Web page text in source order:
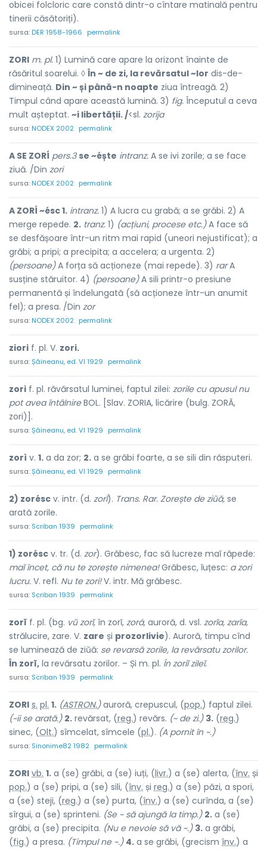
obicei folcloric care constă dintr-o cîntare matinală pentru
tinerii căsătoriți).
sursa:DER 1958-1966 permalink
ZORI m. pl. 1) Lumină care apare la orizont înainte de
răsăritul soarelui. ◊ În ~ de zi, la revărsatul ~lor dis-de-
dimineață. Din ~ și până-n noapte ziua întreagă. 2)
Timpul când apare această lumină. 3) fig. Începutul a ceva
mult așteptat. ~i libertății. /<sl. zorija
sursa:NODEX 2002 permalink
A SE ZORÍ pers.3 se ~éște intranz. A se ivi zorile; a se face
ziuă. /Din zori
sursa:NODEX 2002 permalink
A ZORÍ ~ésc 1. intranz. 1) A lucra cu grabă; a se grăbi. 2) A
merge repede. 2. tranz. 1) (acțiuni, procese etc.)A face să
se desfășoare într-un ritm mai rapid (uneori nejustificat); a
grăbi; a pripi; a precipita; a accelera; a urgenta. 2)
(persoane)A forța să acționeze (mai repede). 3) rarA
susține stăruitor. 4) (persoane)A sili printr-o presiune
permanentă și îndelungată (să acționeze într-un anumit
fel); a presa. /Din zor
sursa:NODEX 2002 permalink
ziori f. pl. V. zori.
sursa:Șăineanu, ed. VI 1929 permalink
zori f. pl. răvărsatul luminei, faptul zilei: zorile cu apusul nu
pot avea întâlnireBOL. [Slav. ZORIA, licărire (bulg. ZORĂ,
zori)].
sursa:Șăineanu, ed. VI 1929 permalink
zorì v. 1. a da zor; 2. a se grăbi foarte, a se sili din răsputeri.
sursa:Șăineanu, ed. VI 1929 permalink
2) zorésc v. intr. (d. zorĭ). Trans. Rar. Zorește de ziŭă, se
arată zorile.
sursa: Scriban 1939 permalink
1) zorésc v. tr. (d. zor). Grăbesc, fac să lucreze maĭ răpede:
maĭ încet, că nu te zorește nimenea!Grăbesc, ĭuțesc: a zori
lucru. V. refl. Nu te zori!V. intr. Mă grăbesc.
sursa: Scriban 1939 permalink
zorĭ f. pl. (bg. vŭ zorĭ, în zorĭ, zorá, auroră, d. vsl. zorĭa, zarĭa,
strălucire, zare. V. zare și prozorlivie). Auroră, timpu cînd
se luminează de ziŭă: se revarsă zorile, la revărsatu zorilor.
În zorĭ, la revărsatu zorilor. – Și m. pl. În zoriĭ zileĭ.
sursa: Scriban 1939 permalink
ZORI s. pl. 1. (ASTRON.)auroră, crepuscul, (pop.) faptul zilei.
(~ii se arată.) 2. revărsat, (reg.) revărs. (~ de zi.) 3. (reg.)
sinec, (Olt.) sîmcelat, sîmcele (pl.). (A pornit în ~.)
sursa: Sinonime82 1982 permalink
ZORI vb. 1. a (se) grăbi, a (se) iuți, (livr.) a (se) alerta, (înv. și
pop.) a (se) pripi, a (se) sili, (înv. și reg.) a (se) păzi, a spori,
a (se) steji, (reg.) a (se) purta, (înv.) a (se) curînda, a (se)
sîrgui, a (se) sprinteni. (Se ~ să ajungă la timp.) 2. a (se)
grăbi, a (se) precipita. (Nu e nevoie să vă ~.) 3. a grăbi,
(fig.) a presa. (Timpul ne ~.) 4. a se grăbi, (grecism înv.) a